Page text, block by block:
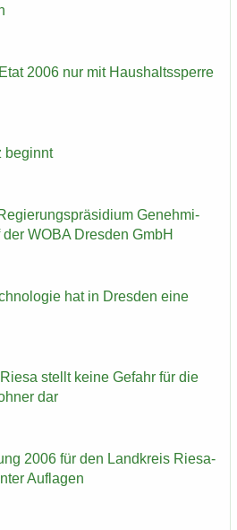
2006 nur mit Haus­halts­sper­re
be­ginnt
Ge­neh­mi­
WOBA Dres­den GmbH
hat in Dres­den eine
stellt keine Ge­fahr für die
dar
2006 für den Land­kreis Riesa-​
Auf­la­gen